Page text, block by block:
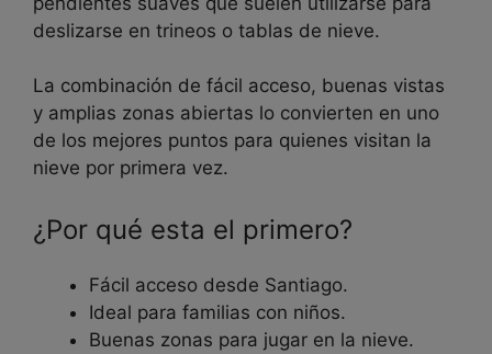
deslizarse en trineos o tablas de nieve.
La combinación de fácil acceso, buenas vistas
y amplias zonas abiertas lo convierten en uno
de los mejores puntos para quienes visitan la
nieve por primera vez.
¿Por qué esta el primero?
Fácil acceso desde Santiago.
Ideal para familias con niños.
Buenas zonas para jugar en la nieve.